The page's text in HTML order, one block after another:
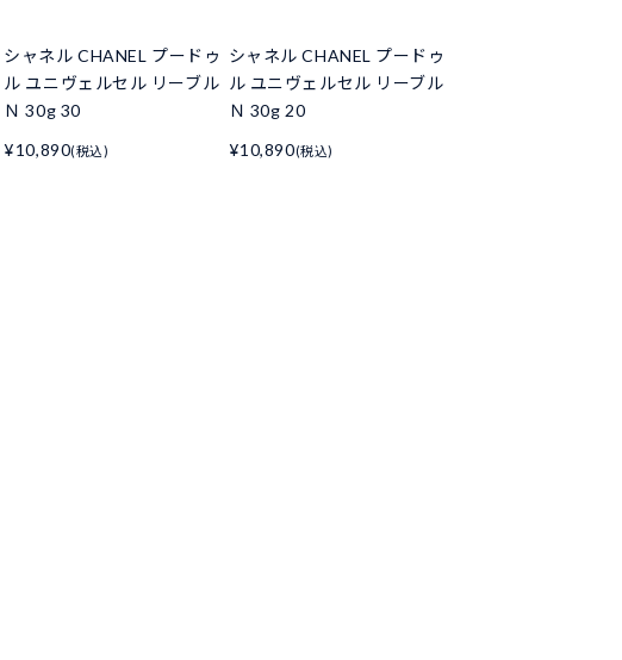
シャネル CHANEL プードゥ
ル ユニヴェルセル リーブル
Ｎ 30g 30
¥10,890(税込)
シャネル CHANEL プードゥ
ル ユニヴェルセル リーブル
Ｎ 30g 20
¥10,890(税込)